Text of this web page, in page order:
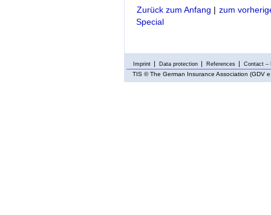
Zurück zum Anfang | zum
Special
Imprint Data protection References Contact –
TIS © The German Insurance Association (GDV